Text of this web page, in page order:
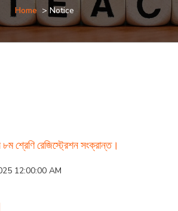
Home > Notice
শ্রেণি রেজিস্ট্রেশন সংক্রান্ত।
12:00:00 AM